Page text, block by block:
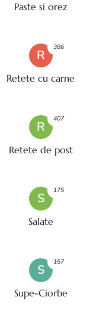
Paste si orez
R
Retete cu carne
386
R
Retete de post
407
S
Salate
175
S
Supe-Ciorbe
157